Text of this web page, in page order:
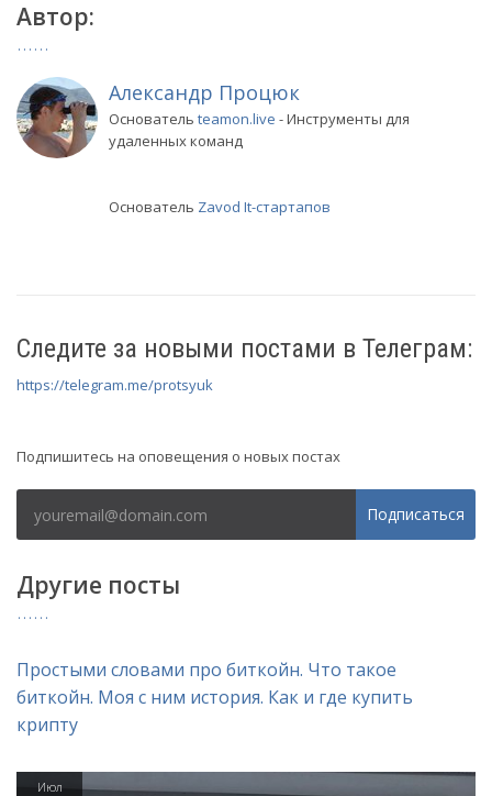
Автор:
Александр Процюк
Основатель teamon.live - Инструменты для
удаленных команд
Основатель Zavod It-стартапов
Следите за новыми постами в Телеграм:
https://telegram.me/protsyuk
Подпишитесь на оповещения о новых постах
Подписаться
Другие посты
Простыми словами про биткойн. Что такое
биткойн. Моя с ним история. Как и где купить
крипту
Июл